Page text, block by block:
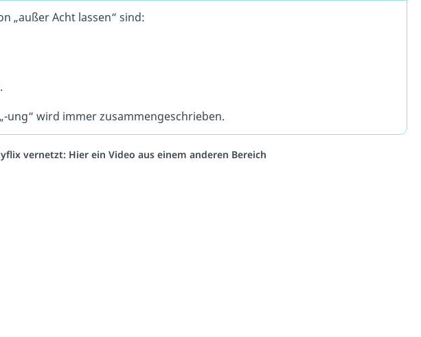
„außer Acht lassen“ sind:
ung“ wird immer zusammengeschrieben.
vernetzt: Hier ein Video aus einem anderen Bereich